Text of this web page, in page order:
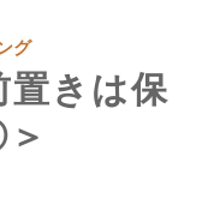
グ
置きは保